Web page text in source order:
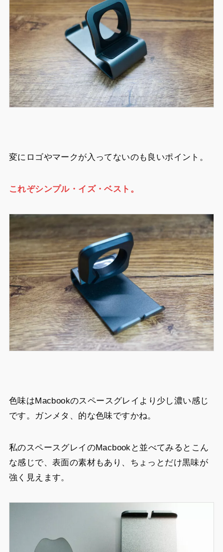
変にロゴやマークが入ってないのも良いポイント。
これぞシンプル・イズ・ベスト。
色味はMacbookのスペースグレイより少し濃い感じ
です。ガンメタ、的な色味ですかね。
私のスペースグレイのMacbookと並べてみるとこん
な感じで、表面の素材もあり、ちょっとだけ黒味が
強く見えます。